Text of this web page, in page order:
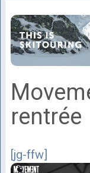
rentrée
[jg-ffw]